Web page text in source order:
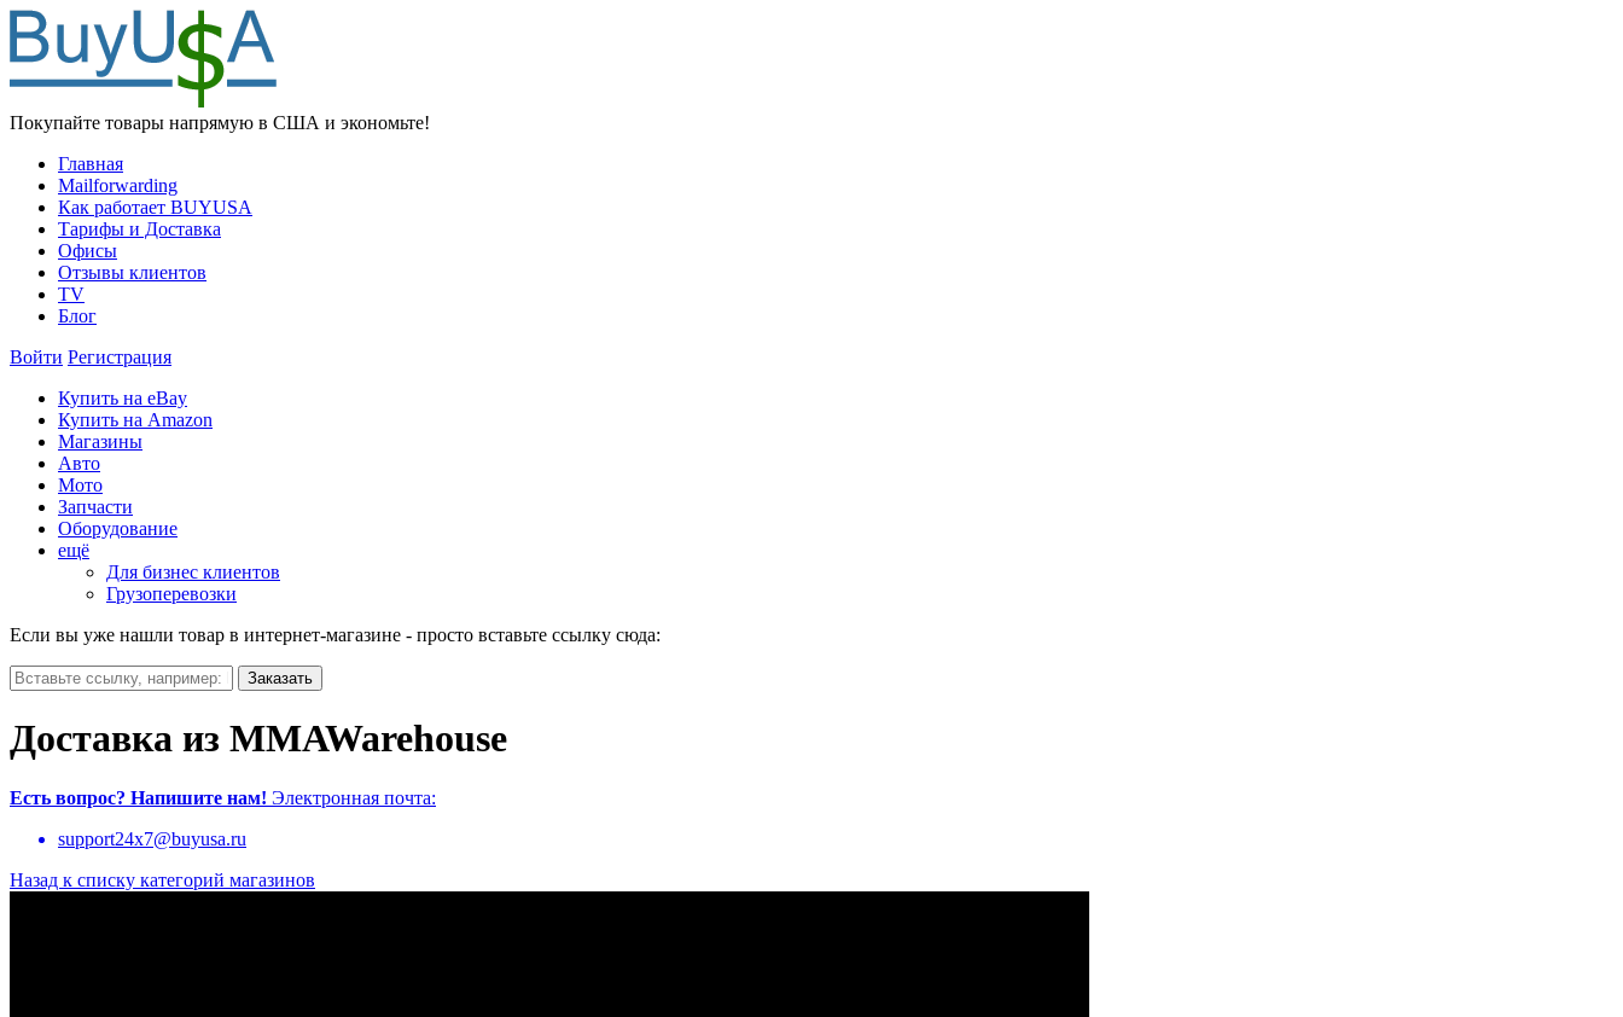
Покупайте товары напрямую в США и экономьте!
Главная
Mailforwarding
Как работает BUYUSA
Тарифы и Доставка
Офисы
Отзывы клиентов
TV
Блог
Войти Регистрация
Купить на eBay
Купить на Amazon
Магазины
Авто
Мото
Запчасти
Оборудование
ещё
Для бизнес клиентов
Грузоперевозки
Если вы уже нашли товар в интернет-магазине - просто вставьте ссылку сюда:
Доставка из MMAWarehouse
Есть вопрос? Напишите нам! Электронная почта:
support24x7@buyusa.ru
Назад к списку категорий магазинов